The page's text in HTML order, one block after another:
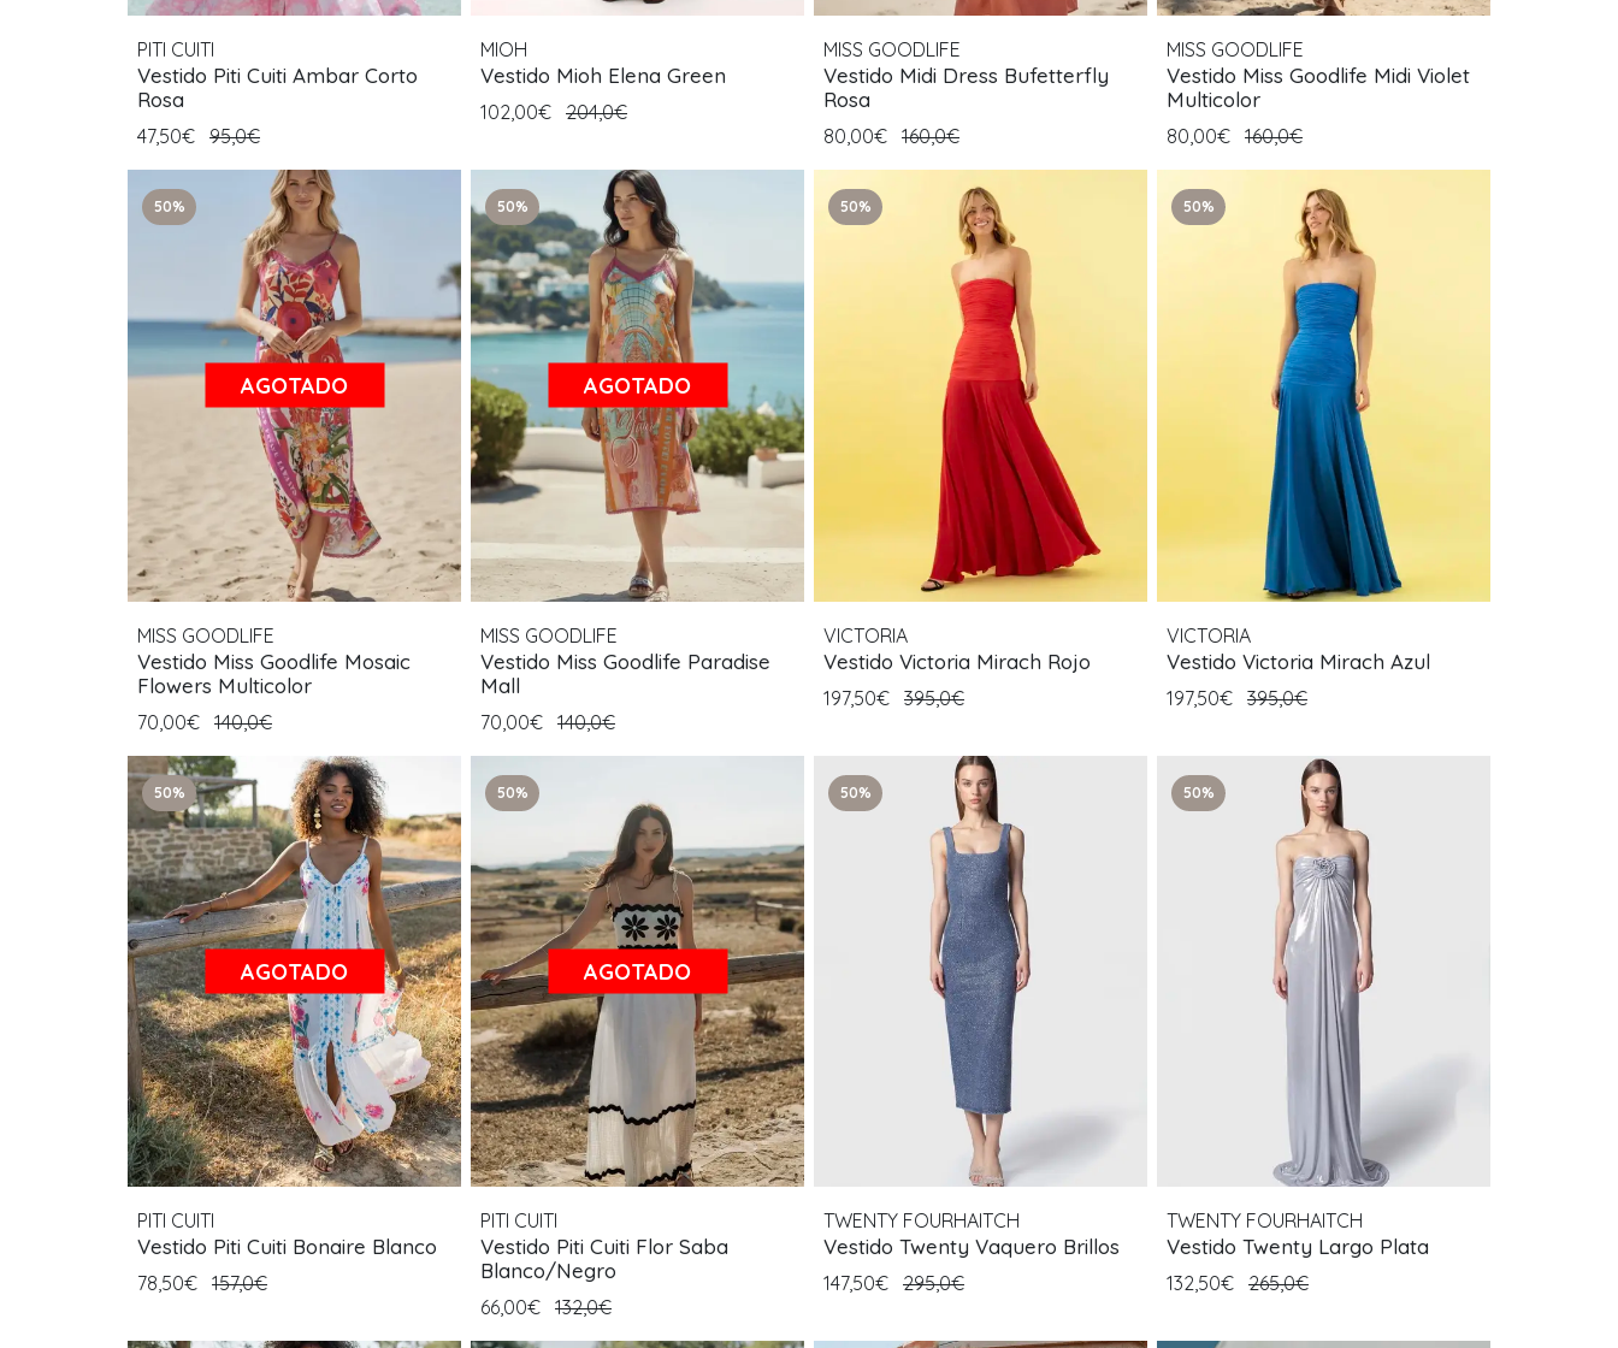
PITI CUITI
Vestido Piti Cuiti Ambar Corto
Rosa
47,50€ 95,0€
MIOH
Vestido Mioh Elena Green
102,00€ 204,0€
MISS GOODLIFE
Vestido Midi Dress Bufetterfly
Rosa
80,00€ 160,0€
MISS GOODLIFE
Vestido Miss Goodlife Midi Violet
Multicolor
80,00€ 160,0€
50%
AGOTADO
MISS GOODLIFE
Vestido Miss Goodlife Mosaic
Flowers Multicolor
70,00€ 140,0€
50%
AGOTADO
MISS GOODLIFE
Vestido Miss Goodlife Paradise
Mall
70,00€ 140,0€
50%
VICTORIA
Vestido Victoria Mirach Rojo
197,50€ 395,0€
50%
VICTORIA
Vestido Victoria Mirach Azul
197,50€ 395,0€
50%
AGOTADO
PITI CUITI
Vestido Piti Cuiti Bonaire Blanco
78,50€ 157,0€
50%
AGOTADO
PITI CUITI
Vestido Piti Cuiti Flor Saba
Blanco/Negro
66,00€ 132,0€
50%
TWENTY FOURHAITCH
Vestido Twenty Vaquero Brillos
147,50€ 295,0€
50%
TWENTY FOURHAITCH
Vestido Twenty Largo Plata
132,50€ 265,0€